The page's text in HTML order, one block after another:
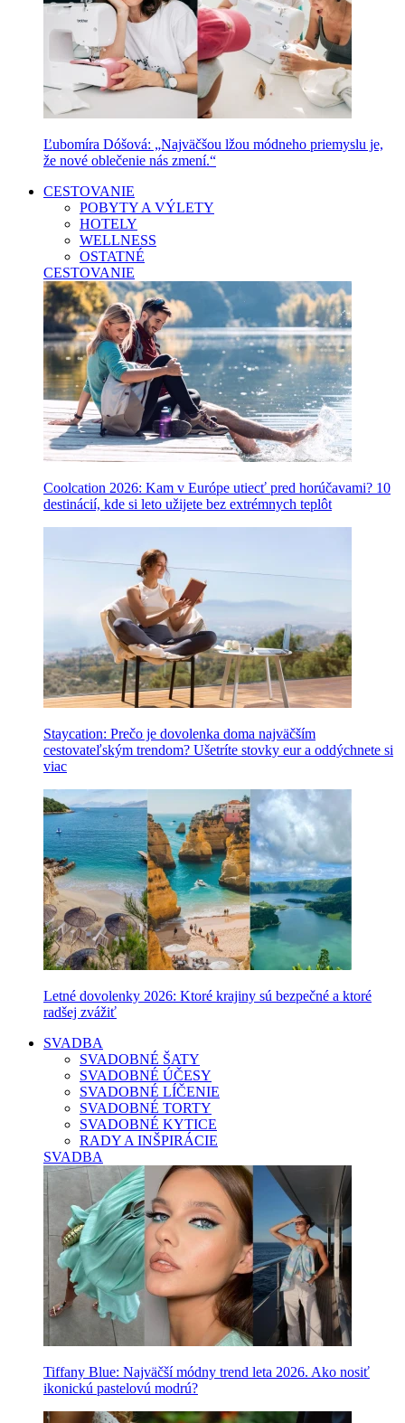
Ľubomíra Dóšová: „Najväčšou lžou módneho priemyslu je,
že nové oblečenie nás zmení.“
CESTOVANIE
POBYTY A VÝLETY
HOTELY
WELLNESS
OSTATNÉ
CESTOVANIE
Coolcation 2026: Kam v Európe utiecť pred horúčavami? 10
destinácií, kde si leto užijete bez extrémnych teplôt
Staycation: Prečo je dovolenka doma najväčším
cestovateľským trendom? Ušetríte stovky eur a oddýchnete si
viac
Letné dovolenky 2026: Ktoré krajiny sú bezpečné a ktoré
radšej zvážiť
SVADBA
SVADOBNÉ ŠATY
SVADOBNÉ ÚČESY
SVADOBNÉ LÍČENIE
SVADOBNÉ TORTY
SVADOBNÉ KYTICE
RADY A INŠPIRÁCIE
SVADBA
Tiffany Blue: Najväčší módny trend leta 2026. Ako nosiť
ikonickú pastelovú modrú?